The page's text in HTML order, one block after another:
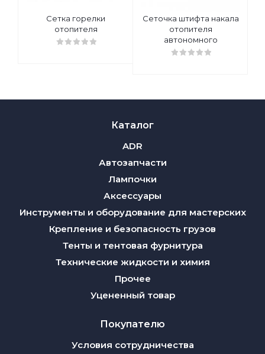
Сетка горелки
отопителя
Сеточка штифта накала
отопителя
автономного
Каталог
ADR
Автозапчасти
Лампочки
Аксессуары
Инструменты и оборудование для мастерских
Крепление и безопасность грузов
Тенты и тентовая фурнитура
Технические жидкости и химия
Прочее
Уцененный товар
Покупателю
Условия сотрудничества